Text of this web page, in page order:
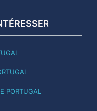
PORTUGAL